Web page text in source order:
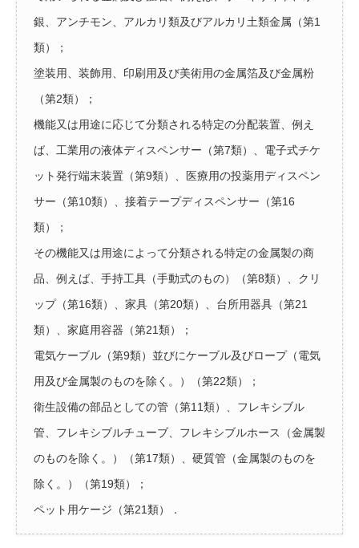
銀、アンチモン、アルカリ類及びアルカリ土類金属（第1
類）；
塗装用、装飾用、印刷用及び美術用の金属箔及び金属粉
（第2類）；
機能又は用途に応じて分類される特定の分配装置、例え
ば、工業用の液体ディスペンサー（第7類）、電子式チケ
ット発行端末装置（第9類）、医療用の投薬用ディスペン
サー（第10類）、接着テープディスペンサー（第16
類）；
その機能又は用途によって分類される特定の金属製の商
品、例えば、手持工具（手動式のもの）（第8類）、クリ
ップ（第16類）、家具（第20類）、台所用器具（第21
類）、家庭用容器（第21類）；
電気ケーブル（第9類）並びにケーブル及びロープ（電気
用及び金属製のものを除く。）（第22類）；
衛生設備の部品としての管（第11類）、フレキシブル
管、フレキシブルチューブ、フレキシブルホース（金属製
のものを除く。）（第17類）、硬質管（金属製のものを
除く。）（第19類）；
ペット用ケージ（第21類）．